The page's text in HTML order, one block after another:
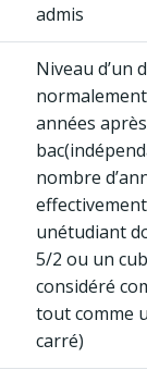
admis
Niveau d’un
années
nombre
unétudiant
5/2 ou un
considéré
tout comme
carré)